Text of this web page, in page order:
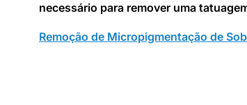
necessário para remover uma
Remoção de Micropigmentação de